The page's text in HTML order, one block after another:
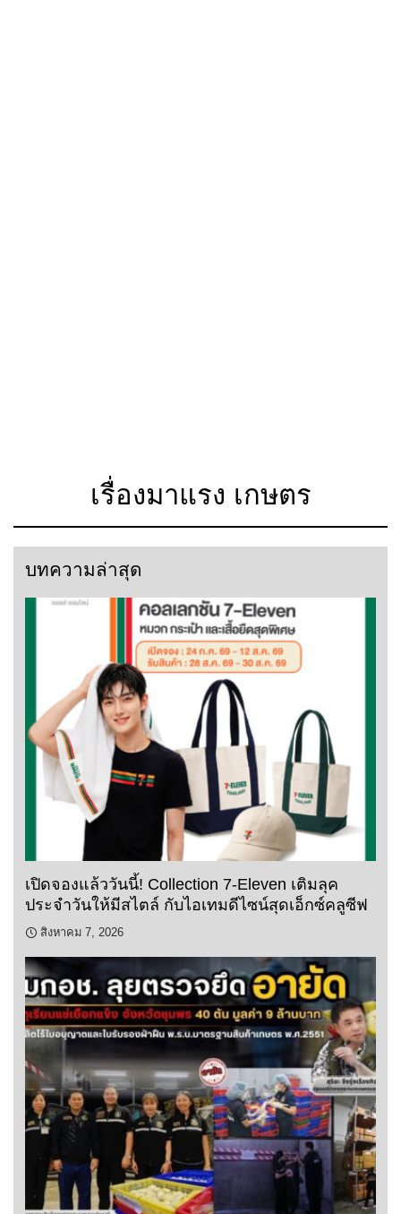
เรื่องมาแรง เกษตร
บทความล่าสุด
เปิดจองแล้ววันนี้! Collection 7-Eleven เติมลุค
ประจำวันให้มีสไตล์ กับไอเทมดีไซน์สุดเอ็กซ์คลูซีฟ
สิงหาคม 7, 2026